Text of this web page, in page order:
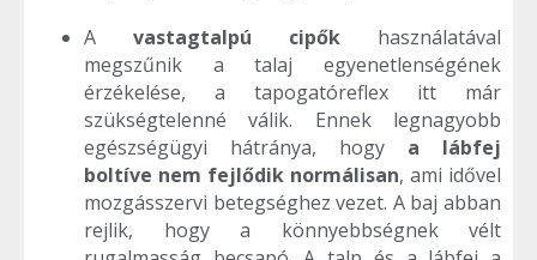
A vastagtalpú cipők használatával
megszűnik a talaj egyenetlenségének
érzékelése, a tapogatóreflex itt már
szükségtelenné válik. Ennek legnagyobb
egészségügyi hátránya, hogy a lábfej
boltíve nem fejlődik normálisan, ami idővel
mozgásszervi betegséghez vezet. A baj abban
rejlik, hogy a könnyebbségnek vélt